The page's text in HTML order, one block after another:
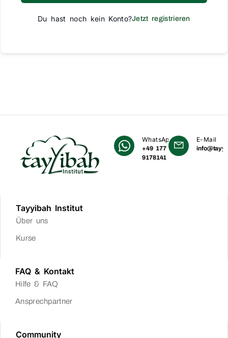
Du hast noch kein Konto?Jetzt registrieren
WhatsApp
+49 177
9178141
E-Mail
Tayyibah Institut
Über uns
Kurse
FAQ & Kontakt
Hilfe & FAQ
Ansprechpartner
Community